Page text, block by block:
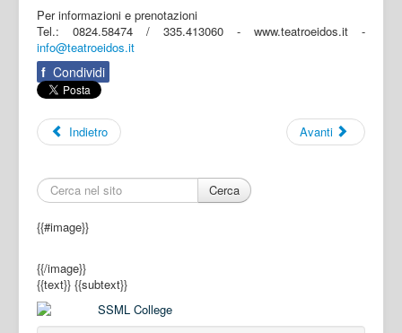
Per informazioni e prenotazioni
Tel.: 0824.58474 / 335.413060 - www.teatroeidos.it -
info@teatroeidos.it
f Condividi
Indietro Avanti
Cerca
{{#image}}
{{/image}}
{{text}} {{subtext}}